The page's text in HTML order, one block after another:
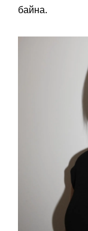
байна.